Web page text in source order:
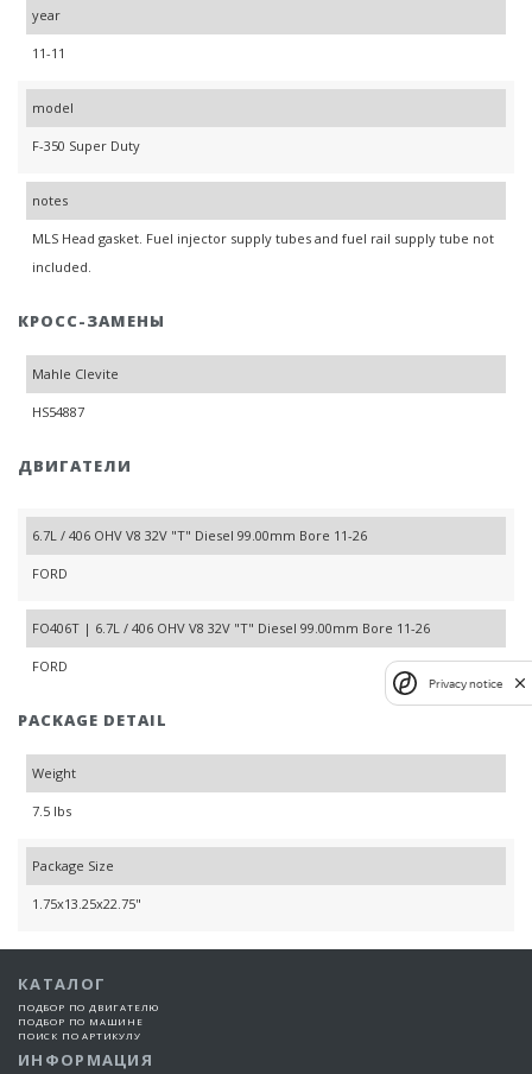
year
11-11
model
F-350 Super Duty
notes
MLS Head gasket. Fuel injector supply tubes and fuel rail supply tube not
included.
КРОСС-ЗАМЕНЫ
Mahle Clevite
HS54887
ДВИГАТЕЛИ
6.7L / 406 OHV V8 32V "T" Diesel 99.00mm Bore 11-26
FORD
FO406T | 6.7L / 406 OHV V8 32V "T" Diesel 99.00mm Bore 11-26
FORD
PACKAGE DETAIL
Weight
7.5 lbs
Package Size
1.75x13.25x22.75"
КАТАЛОГ
ПОДБОР ПО ДВИГАТЕЛЮ
ПОДБОР ПО МАШИНЕ
ПОИСК ПО АРТИКУЛУ
ИНФОРМАЦИЯ
Privacy notice